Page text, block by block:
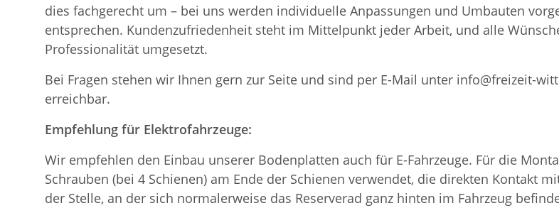
dies fachgerecht um – bei uns werden individuelle Anpassungen und Umbauten
entsprechen. Kundenzufriedenheit steht im Mittelpunkt jeder Arbeit, und alle
Professionalität umgesetzt.
Bei Fragen stehen wir Ihnen gern zur Seite und sind per E-Mail unter info@freizeit-
erreichbar.
Empfehlung für Elektrofahrzeuge:
Wir empfehlen den Einbau unserer Bodenplatten auch für E-Fahrzeuge. Für die
Schrauben (bei 4 Schienen) am Ende der Schienen verwendet, die direkten Kontakt
der Stelle, an der sich normalerweise das Reserverad ganz hinten im Fahrzeug